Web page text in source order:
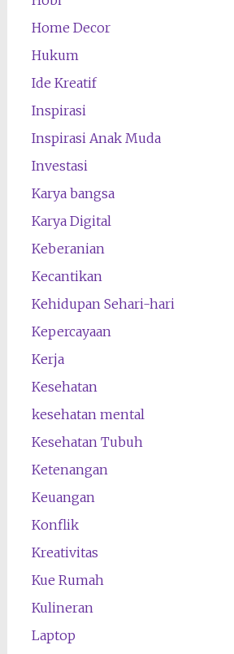
Home Decor
Hukum
Ide Kreatif
Inspirasi
Inspirasi Anak Muda
Investasi
Karya bangsa
Karya Digital
Keberanian
Kecantikan
Kehidupan Sehari-hari
Kepercayaan
Kerja
Kesehatan
kesehatan mental
Kesehatan Tubuh
Ketenangan
Keuangan
Konflik
Kreativitas
Kue Rumah
Kulineran
Laptop